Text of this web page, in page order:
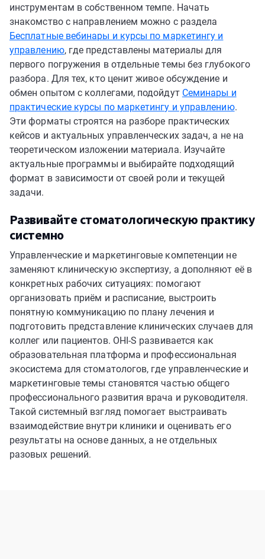
инструментам в собственном темпе. Начать
знакомство с направлением можно с раздела
Бесплатные вебинары и курсы по маркетингу и
управлению, где представлены материалы для
первого погружения в отдельные темы без глубокого
разбора. Для тех, кто ценит живое обсуждение и
обмен опытом с коллегами, подойдут Семинары и
практические курсы по маркетингу и управлению.
Эти форматы строятся на разборе практических
кейсов и актуальных управленческих задач, а не на
теоретическом изложении материала. Изучайте
актуальные программы и выбирайте подходящий
формат в зависимости от своей роли и текущей
задачи.
Развивайте стоматологическую практику
системно
Управленческие и маркетинговые компетенции не
заменяют клиническую экспертизу, а дополняют её в
конкретных рабочих ситуациях: помогают
организовать приём и расписание, выстроить
понятную коммуникацию по плану лечения и
подготовить представление клинических случаев для
коллег или пациентов. OHI-S развивается как
образовательная платформа и профессиональная
экосистема для стоматологов, где управленческие и
маркетинговые темы становятся частью общего
профессионального развития врача и руководителя.
Такой системный взгляд помогает выстраивать
взаимодействие внутри клиники и оценивать его
результаты на основе данных, а не отдельных
разовых решений.